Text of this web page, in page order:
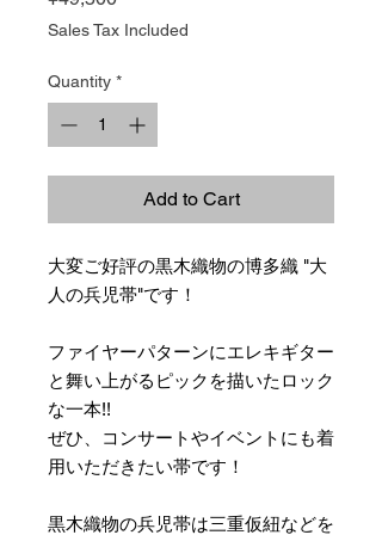
Sales Tax Included
Quantity *
Add to Cart
大変ご好評の黒木織物の博多織 "大
人の兵児帯"です！
ファイヤーパターンにエレキギター
と舞い上がるピックを描いたロック
な一本!!
ぜひ、コンサートやイベントにも着
用いただきたい帯です！
黒木織物の兵児帯は三重仮紐などを